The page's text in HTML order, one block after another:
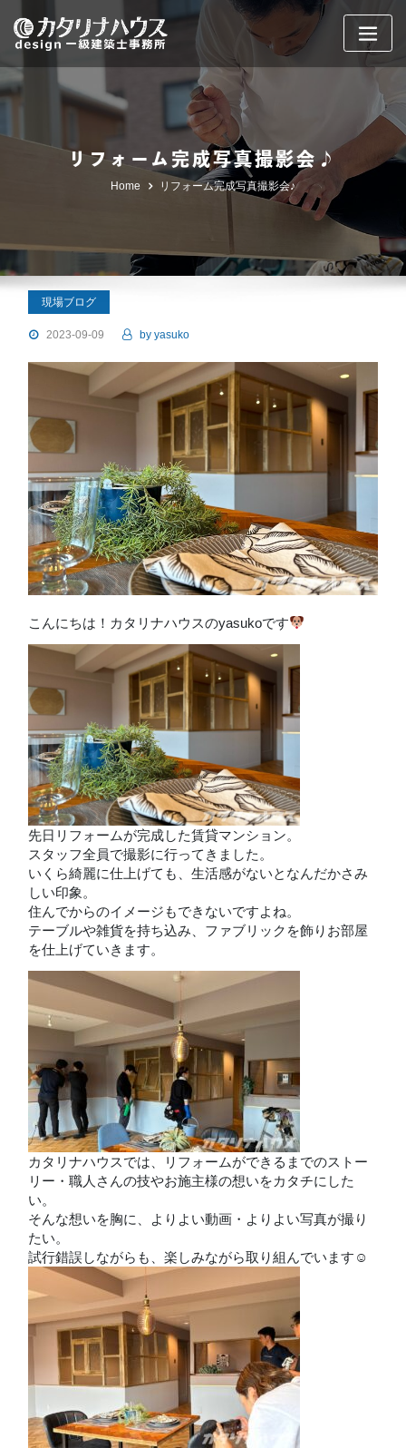
content
リフォーム完成写真撮影会♪
Home リフォーム完成写真撮影会♪
現場ブログ
2023-09-09 by yasuko
こんにちは！カタリナハウスのyasukoです
先日リフォームが完成した賃貸マンション。
スタッフ全員で撮影に行ってきました。
いくら綺麗に仕上げても、生活感がないとなんだかさみ
しい印象。
住んでからのイメージもできないですよね。
テーブルや雑貨を持ち込み、ファブリックを飾りお部屋
を仕上げていきます。
カタリナハウスでは、リフォームができるまでのストー
リー・職人さんの技やお施主様の想いをカタチにした
い。
そんな想いを胸に、よりよい動画・よりよい写真が撮り
たい。
試行錯誤しながらも、楽しみながら取り組んでいます☺